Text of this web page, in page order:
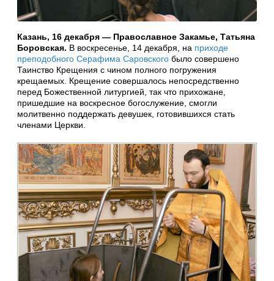
Казань, 16 декабря — Православное Закамье, Татьяна
Боровская. В воскресенье, 14 декабря, на приходе
преподобного Серафима Саровского было совершено
Таинство Крещения с чином полного погружения
крещаемых. Крещение совершалось непосредственно
перед Божественной литургией, так что прихожане,
пришедшие на воскресное богослужение, смогли
молитвенно поддержать девушек, готовившихся стать
членами Церкви.